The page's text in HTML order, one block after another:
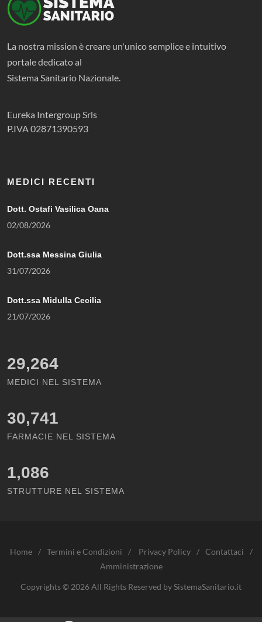
La nostra mission è creare un'unico semplice e intuitivo
portale dedicato al
Sistema Sanitario Nazionale.
Eureka Intergroup Srls
P.IVA 02871390593
MEDICI RECENTI
Dott. Ostafi Vasilica Oana
02/08/2026
Dott.ssa Messina Giulia
31/07/2026
Dott.ssa Midulla Cecilia
21/07/2026
29,264
MEDICI NEL SISTEMA
30,741
FARMACIE NEL SISTEMA
1,086
STRUTTURE NEL SISTEMA
Home / Termini e Condizioni / Privacy Policy / Contattaci
/
Amministrazione
Copyrights © 2026 All Rights Reserved by SistemaSanitario.it